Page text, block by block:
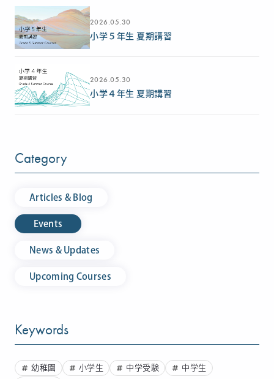
2026.05.30
小学５年生 夏期講習
2026.05.30
小学４年生 夏期講習
Category
Articles & Blog
Events
News & Updates
Upcoming Courses
Keywords
幼稚園 小学生 中学受験 中学生